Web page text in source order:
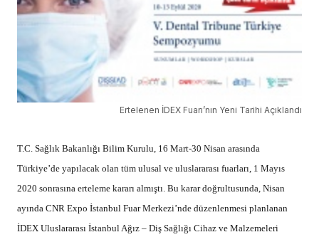
Ertelenen İDEX Fuarı’nın Yeni Tarihi Açıklandı
T.C. Sağlık Bakanlığı Bilim Kurulu, 16 Mart-30 Nisan arasında
Türkiye’de yapılacak olan tüm ulusal ve uluslararası fuarları, 1 Mayıs
2020 sonrasına erteleme kararı almıştı. Bu karar doğrultusunda, Nisan
ayında CNR Expo İstanbul Fuar Merkezi’nde düzenlenmesi planlanan
İDEX Uluslararası İstanbul Ağız – Diş Sağlığı Cihaz ve Malzemeleri